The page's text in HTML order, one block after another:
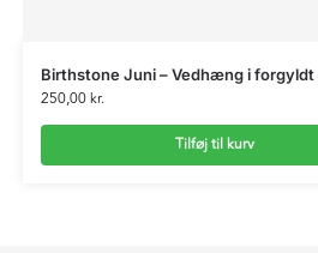
Birthstone Juni – Vedhæng i forgyldt
250,00kr.
Tilføj til kurv